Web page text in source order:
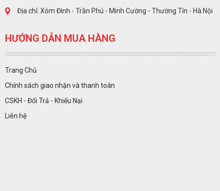
Địa chỉ: Xóm Đình - Trần Phú - Minh Cường - Thường Tín - Hà Nội
HƯỚNG DẪN MUA HÀNG
Trang Chủ
Chính sách giao nhận và thanh toán
CSKH - Đổi Trả - Khiếu Nại
Liên hệ